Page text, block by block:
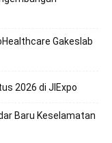
Gakeslab
2026 di JIExpo
Baru Keselamatan